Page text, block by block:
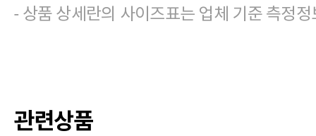
- 상품 상세란의 사이즈표는 업체 기준 측정정
관련상품